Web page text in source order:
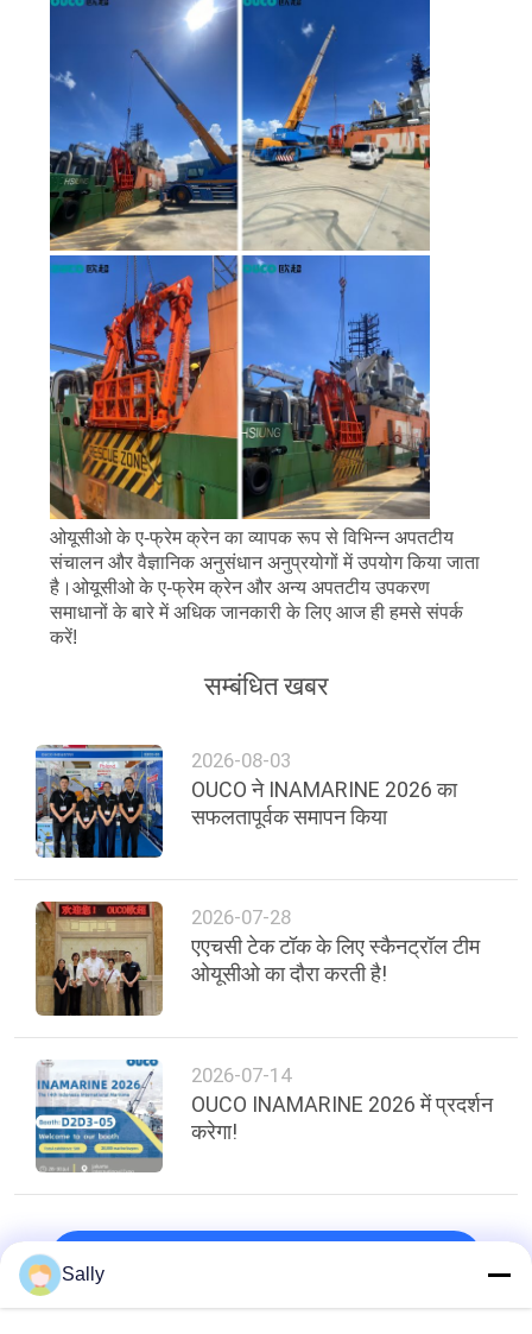
ओयूसीओ के ए-फ्रेम क्रेन का व्यापक रूप से विभिन्न अपतटीय
संचालन और वैज्ञानिक अनुसंधान अनुप्रयोगों में उपयोग किया जाता
है।ओयूसीओ के ए-फ्रेम क्रेन और अन्य अपतटीय उपकरण
समाधानों के बारे में अधिक जानकारी के लिए आज ही हमसे संपर्क
करें!
सम्बंधित खबर
2026-08-03
OUCO ने INAMARINE 2026 का
सफलतापूर्वक समापन किया
2026-07-28
एएचसी टेक टॉक के लिए स्कैनट्रॉल टीम
ओयूसीओ का दौरा करती है!
2026-07-14
OUCO INAMARINE 2026 में प्रदर्शन
करेगा!
Sally